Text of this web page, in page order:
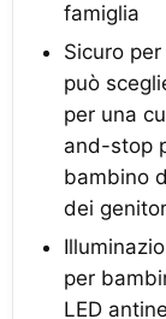
famiglia
Sicuro
può
per una
and-stop
bambino
dei
per
LED